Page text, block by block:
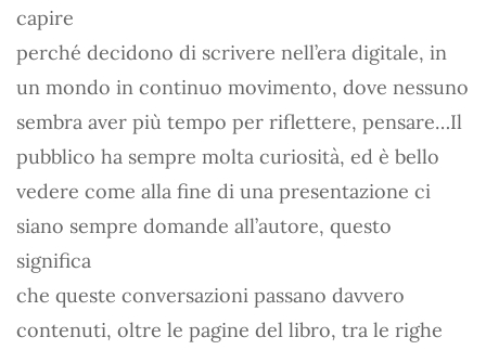
capire
perché decidono di scrivere nell’era digitale, in
un mondo in continuo movimento, dove nessuno
sembra aver più tempo per riflettere, pensare…Il
pubblico ha sempre molta curiosità, ed è bello
vedere come alla fine di una presentazione ci
siano sempre domande all’autore, questo
significa
che queste conversazioni passano davvero
contenuti, oltre le pagine del libro, tra le righe